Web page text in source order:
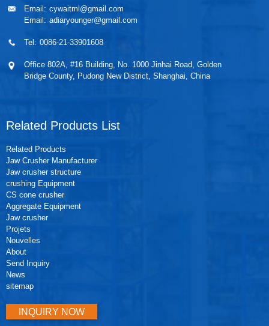
Email: cywaitml@gmail.com
Email: adiaryounger@gmail.com
Tel: 0086-21-33901608
Office 802A, #16 Building, No. 1000 Jinhai Road, Golden
Bridge County, Pudong New District, Shanghai, China
Related Products List
Related Products
Jaw Crusher Manufacturer
Jaw crusher structure
crushing Equipment
CS cone crusher
Aggregate Equipment
Jaw crusher
Projets
Nouvelles
About
Send Inquiry
News
sitemap
INQUIRY NOW